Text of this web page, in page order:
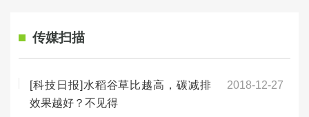
传媒扫描
[科技日报]水稻谷草比越高，碳减排
效果越好？不见得
2018-12-27